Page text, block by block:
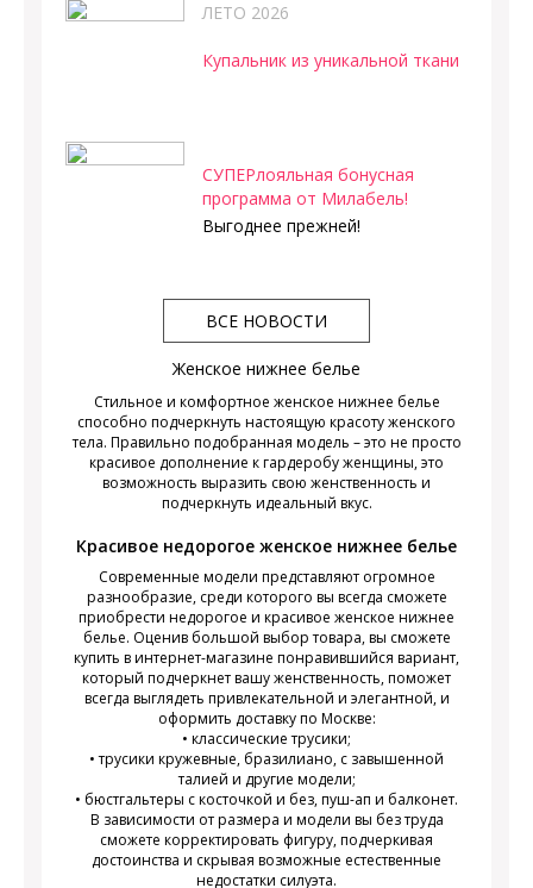
ЛЕТО 2026
Купальник из уникальной ткани
СУПЕРлояльная бонусная
программа от Милабель!
Выгоднее прежней!
ВСЕ НОВОСТИ
Женское нижнее белье
Стильное и комфортное женское нижнее белье
способно подчеркнуть настоящую красоту женского
тела. Правильно подобранная модель – это не просто
красивое дополнение к гардеробу женщины, это
возможность выразить свою женственность и
подчеркнуть идеальный вкус.
Красивое недорогое женское нижнее белье
Современные модели представляют огромное
разнообразие, среди которого вы всегда сможете
приобрести недорогое и красивое женское нижнее
белье. Оценив большой выбор товара, вы сможете
купить в интернет-магазине понравившийся вариант,
который подчеркнет вашу женственность, поможет
всегда выглядеть привлекательной и элегантной, и
оформить доставку по Москве:
• классические трусики;
• трусики кружевные, бразилиано, с завышенной
талией и другие модели;
• бюстгальтеры с косточкой и без, пуш-ап и балконет.
В зависимости от размера и модели вы без труда
сможете корректировать фигуру, подчеркивая
достоинства и скрывая возможные естественные
недостатки силуэта.